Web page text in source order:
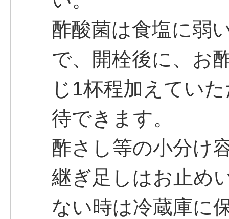
酢酸菌は食塩に弱
で、開栓後に、お
じ1杯程加えてい
待できます。
酢さし等の小分け
継ぎ足しはお止め
ない時は冷蔵庫に